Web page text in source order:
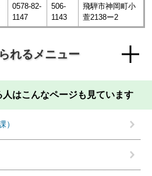
0578-82-
1147
506-
1143
飛騨市神岡町小
萱2138ー2
れるメニュー
人はこんなページも見ています
）